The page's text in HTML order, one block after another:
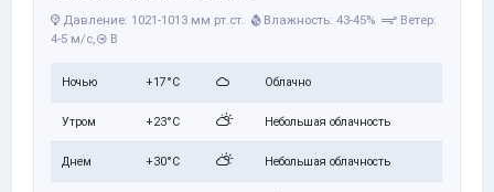
Давление: 1021-1013 мм рт.ст. Влажность: 43-45%
Ветер:
4-5 м/с,
В
Ночью +17°C Облачно
Утром +23°C Небольшая облачность
Днем +30°C Небольшая облачность